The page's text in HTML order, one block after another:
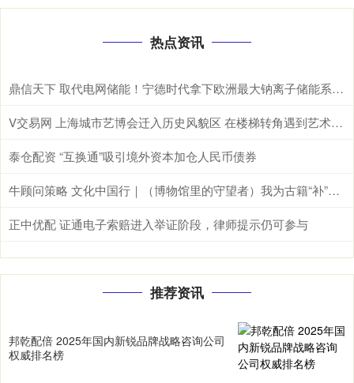
热点资讯
鼎信天下 取代电网储能！宁德时代拿下欧洲最大钠离子储能系统：使用寿命高达30年
V交易网 上海城市艺博会迁入历史风貌区 在楼梯转角遇到艺术品｜让城市空间美起来
泰仓配资 “互换通”吸引境外资本加仓人民币债券
牛顾问策略 文化中国行｜（博物馆里的守望者）我为古籍“补”时光
正中优配 证通电子索赔进入举证阶段，律师提示仍可参与
推荐资讯
邦乾配倍 2025年国内新锐品牌战略咨询公司
权威排名榜